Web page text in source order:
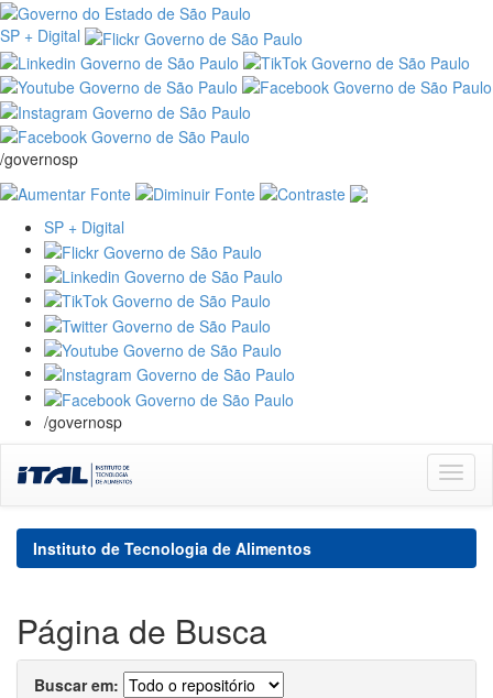
SP + Digital
/governosp
SP + Digital
/governosp
navigation
Instituto de Tecnologia de Alimentos
Página de Busca
Buscar em: